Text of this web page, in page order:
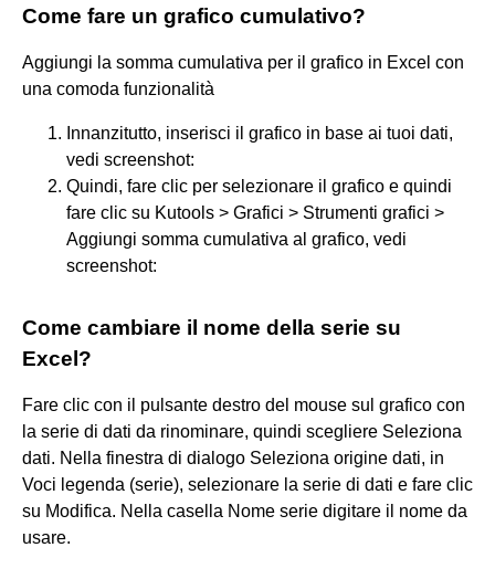
Come fare un grafico cumulativo?
Aggiungi la somma cumulativa per il grafico in Excel con
una comoda funzionalità
Innanzitutto, inserisci il grafico in base ai tuoi dati,
vedi screenshot:
Quindi, fare clic per selezionare il grafico e quindi
fare clic su Kutools > Grafici > Strumenti grafici >
Aggiungi somma cumulativa al grafico, vedi
screenshot:
Come cambiare il nome della serie su
Excel?
Fare clic con il pulsante destro del mouse sul grafico con
la serie di dati da rinominare, quindi scegliere Seleziona
dati. Nella finestra di dialogo Seleziona origine dati, in
Voci legenda (serie), selezionare la serie di dati e fare clic
su Modifica. Nella casella Nome serie digitare il nome da
usare.